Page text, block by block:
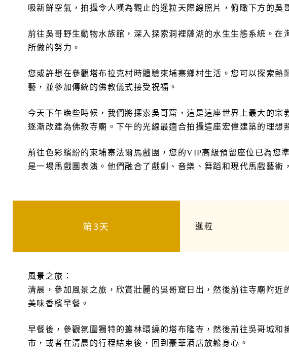
吸新鮮空氣，拍攝令人嘆為觀止的暹粒天際線照片，俯瞰下方的吳
前往吳哥野生動物水族館，深入探索洞裡薩湖的水生生態系統。
所做的努力。
您或許想在參觀塔布拉克村時體驗柬埔寨鄉村生活。您可以探索
藝，並參加傳統的佛教儀式接受祝福。
今天下午晚些時候，我們將探索吳哥窟，這是這座世界上最大的
逐漸改建為佛教寺廟。下午的光線最適合拍攝這座宏偉建築的理想
前往色彩繽紛的柬埔寨法爾馬戲團，您的VIP高級預留座位已為您
是一場馬戲團表演。他們融合了戲劇、音樂、舞蹈和現代馬戲藝
第3天 暹粒
風景之旅：
清晨，參加風景之旅，欣賞壯麗的吳哥窟日出，然後前往寺廟附
美味香檳早餐。
早餐後，參觀氛圍獨特的叢林環繞的塔布隆寺，然後前往吳哥城
市，或者在清晨的行程結束後，回到豪華酒店放鬆身心。